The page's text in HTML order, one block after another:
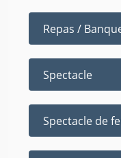
Repas /
Spectacle
Spectacle de